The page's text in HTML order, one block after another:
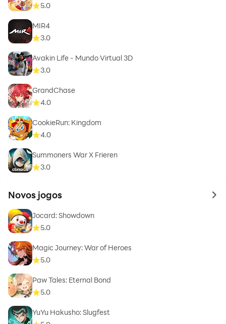
5.0
MIR4
3.0
Avakin Life - Mundo Virtual 3D
3.0
GrandChase
4.0
CookieRun: Kingdom
4.0
Summoners War X Frieren
3.0
Novos jogos to
Jocard: Showdown
5.0
Magic Journey: War of Heroes
5.0
Paw Tales: Eternal Bond
5.0
YuYu Hakusho: Slugfest